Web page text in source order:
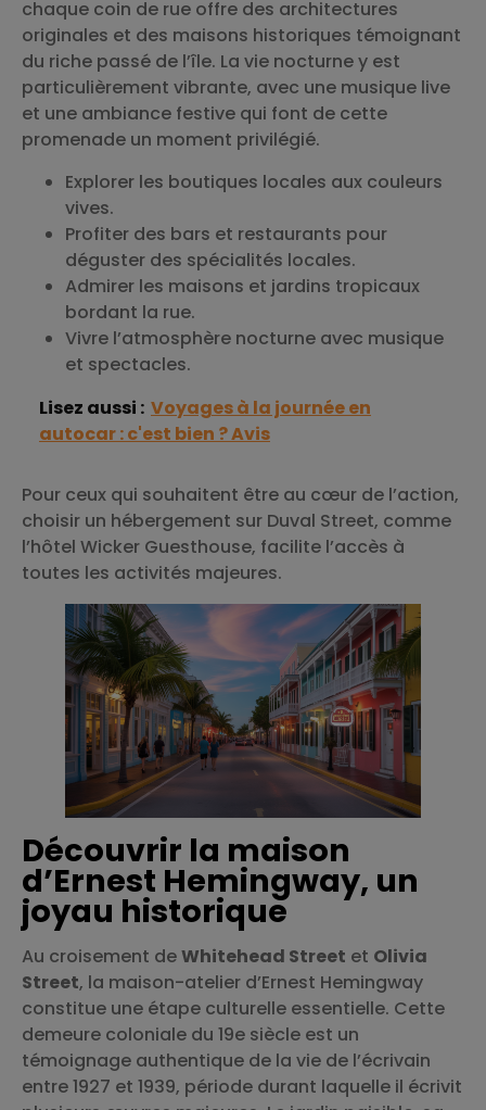
chaque coin de rue offre des architectures
originales et des maisons historiques témoignant
du riche passé de l’île. La vie nocturne y est
particulièrement vibrante, avec une musique live
et une ambiance festive qui font de cette
promenade un moment privilégié.
Explorer les boutiques locales aux couleurs
vives.
Profiter des bars et restaurants pour
déguster des spécialités locales.
Admirer les maisons et jardins tropicaux
bordant la rue.
Vivre l’atmosphère nocturne avec musique
et spectacles.
Lisez aussi : Voyages à la journée en
autocar : c'est bien ? Avis
Pour ceux qui souhaitent être au cœur de l’action,
choisir un hébergement sur Duval Street, comme
l’hôtel Wicker Guesthouse, facilite l’accès à
toutes les activités majeures.
Découvrir la maison
d’Ernest Hemingway, un
joyau historique
Au croisement deWhitehead Street et Olivia
Street, la maison-atelier d’Ernest Hemingway
constitue une étape culturelle essentielle. Cette
demeure coloniale du 19e siècle est un
témoignage authentique de la vie de l’écrivain
entre 1927 et 1939, période durant laquelle il écrivit